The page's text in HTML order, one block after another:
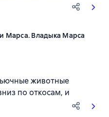
Марса. Владыка Марса
на основе 252 оценок
животные
по откосам, и